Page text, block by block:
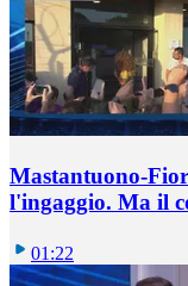
Mastantuono-
l'ingaggio. Ma il
01:22